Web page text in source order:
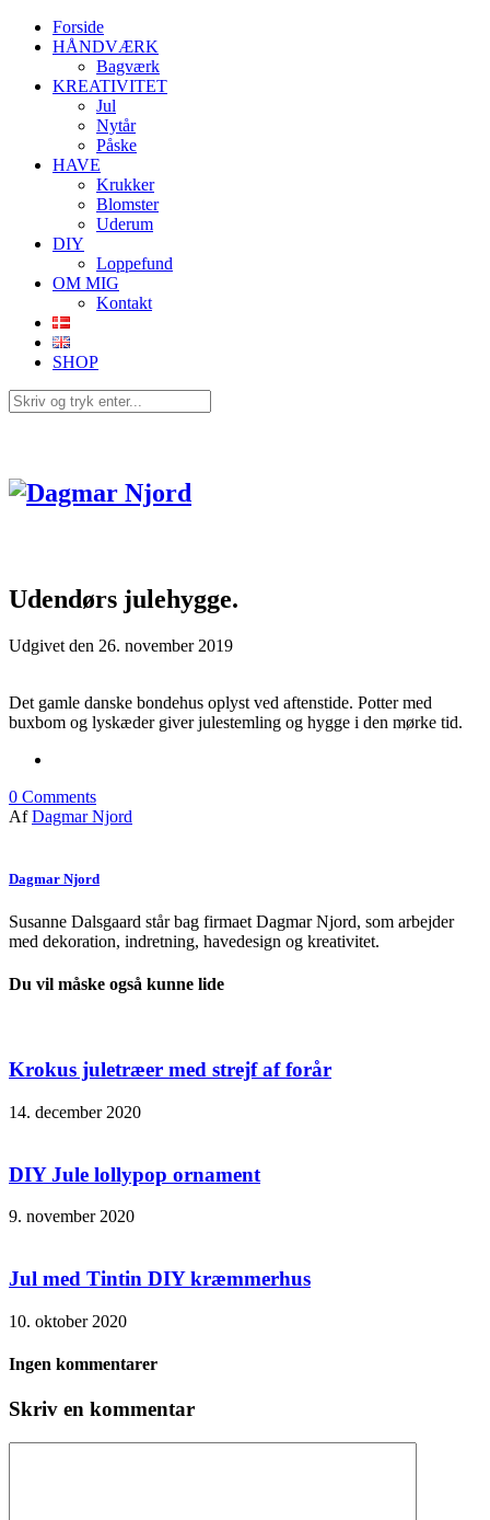
Forside
HÅNDVÆRK
Bagværk
KREATIVITET
Jul
Nytår
Påske
HAVE
Krukker
Blomster
Uderum
DIY
Loppefund
OM MIG
Kontakt
SHOP
Udendørs julehygge.
Udgivet den 26. november 2019
Det gamle danske bondehus oplyst ved aftenstide. Potter med
buxbom og lyskæder giver julestemling og hygge i den mørke tid.
0 Comments
Af Dagmar Njord
Dagmar Njord
Susanne Dalsgaard står bag firmaet Dagmar Njord, som arbejder
med dekoration, indretning, havedesign og kreativitet.
Du vil måske også kunne lide
Krokus juletræer med strejf af forår
14. december 2020
DIY Jule lollypop ornament
9. november 2020
Jul med Tintin DIY kræmmerhus
10. oktober 2020
Ingen kommentarer
Skriv en kommentar